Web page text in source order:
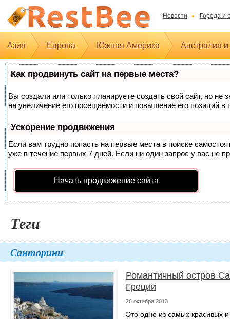
Новости Города и
Азия Европа Южная Америка Австралия
Как продвинуть сайт на первые места?
Вы создали или только планируете создать свой сайт, но
на увеличение его посещаемости и повышение его позиций в
Ускорение продвижения
Если вам трудно попасть на первые места в поиске
уже в течение первых 7 дней. Если ни один запрос у вас не
Начать продвижение сайта
Теги
Санторини
Романтичный остров
Греции
26 октября 2013
Это одно из самых красивых и